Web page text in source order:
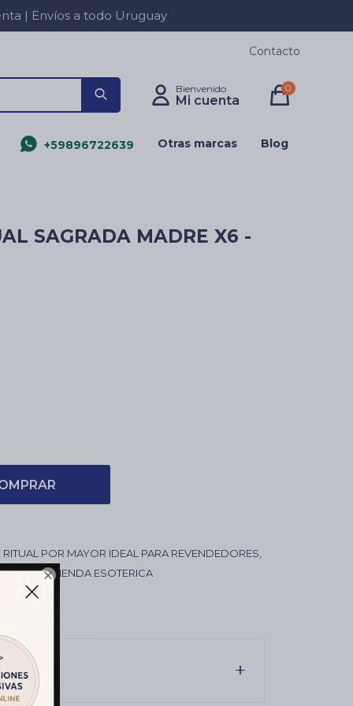

| Envíos a todo Uruguay
+59896722639 Otras marcas Blog
0
Contacto
SAGRADA MADRE X6 -
POR MAYOR IDEAL PARA REVENDEDORES,
TIENDA ESOTERICA